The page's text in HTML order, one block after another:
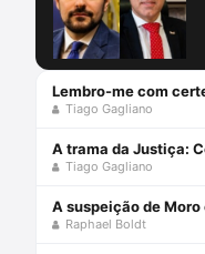
Tiago Gagliano
Tiago Gagliano
A suspeição de
Raphael Boldt